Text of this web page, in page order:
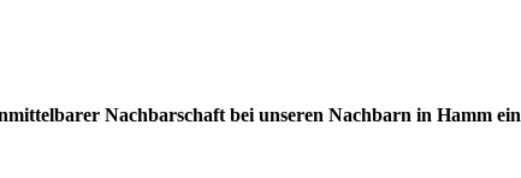
Nachbarschaft bei unseren Nachbarn in Hamm